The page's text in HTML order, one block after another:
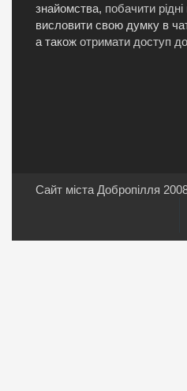
знайомства, побачити
висловити свою думку в
а також отримати доступ до
Сайт міста Добропілля